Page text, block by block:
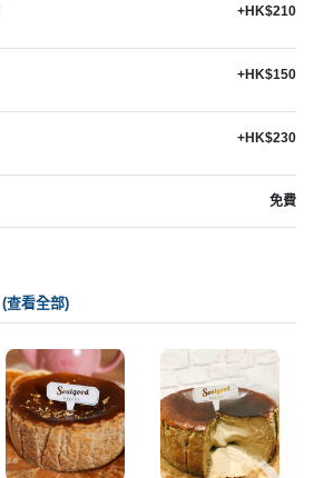
+HK$210
+HK$150
+HK$230
免費
(查看全部)